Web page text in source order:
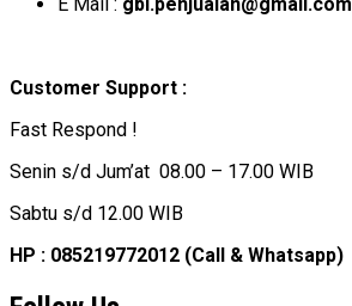
Customer Support :
Fast Respond !
Senin s/d Jum’at 08.00 – 17.00 WIB
Sabtu s/d 12.00 WIB
HP : 085219772012 (Call & Whatsapp)